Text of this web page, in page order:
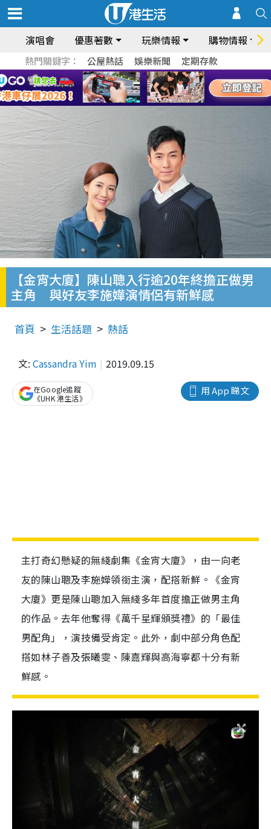
演唱會 優惠著數 玩樂情報 購物情報
熱門關鍵字： 公屋熱話 娛樂新聞 定期存款
【金宵大廈】陳山聰入行逾20年終擔正做男
主角 與好友李施嬅演情侶有新鮮感
首頁 生活話題 熱話
文: Cassandra Yim 2019.09.15
用 App 睇文
在Google追蹤
《UHK 港生活》
主打奇幻懸疑的無綫劇集《金宵大廈》，由一向老
友的陳山聰及李施嬅領銜主演，配搭新鮮。《金宵
大廈》更是陳山聰加入無綫多年首度擔正做男主角
的作品。去年他奪得《萬千星輝頒獎禮》的「最佳
男配角」，演技備受肯定。此外，劇中部分角色配
搭如林子善及張曦雯、陳嘉輝與高海寧都十分有新
鮮感。